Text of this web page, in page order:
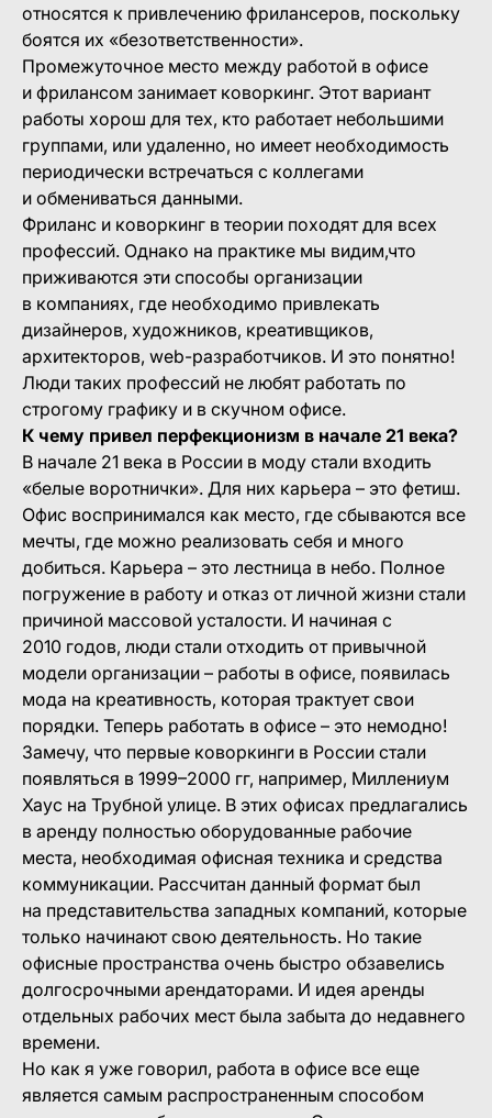
относятся к привлечению фрилансеров, поскольку
боятся их «безответственности».
Промежуточное место между работой в офисе
и фрилансом занимает коворкинг. Этот вариант
работы хорош для тех, кто работает небольшими
группами, или удаленно, но имеет необходимость
периодически встречаться с коллегами
и обмениваться данными.
Фриланс и коворкинг в теории походят для всех
профессий. Однако на практике мы видим,что
приживаются эти способы организации
в компаниях, где необходимо привлекать
дизайнеров, художников, креативщиков,
архитекторов, web-разработчиков. И это понятно!
Люди таких профессий не любят работать по
строгому графику и в скучном офисе.
К чему привел перфекционизм в начале 21 века?
В начале 21 века в России в моду стали входить
«белые воротнички». Для них карьера – это фетиш.
Офис воспринимался как место, где сбываются все
мечты, где можно реализовать себя и много
добиться. Карьера – это лестница в небо. Полное
погружение в работу и отказ от личной жизни стали
причиной массовой усталости. И начиная с
2010 годов, люди стали отходить от привычной
модели организации – работы в офисе, появилась
мода на креативность, которая трактует свои
порядки. Теперь работать в офисе – это немодно!
Замечу, что первые коворкинги в России стали
появляться в 1999–2000 гг, например, Миллениум
Хаус на Трубной улице. В этих офисах предлагались
в аренду полностью оборудованные рабочие
места, необходимая офисная техника и средства
коммуникации. Рассчитан данный формат был
на представительства западных компаний, которые
только начинают свою деятельность. Но такие
офисные пространства очень быстро обзавелись
долгосрочными арендаторами. И идея аренды
отдельных рабочих мест была забыта до недавнего
времени.
Но как я уже говорил, работа в офисе все еще
является самым распространенным способом